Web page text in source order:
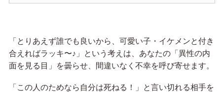
「とりあえず誰でも良いから、可愛い子・イケメンと付き
合えればラッキ〜♪」という考えは、あなたの「異性の内
面を見る目」を曇らせ、間違いなく不幸を呼び寄せます。
「この人のためなら自分は死ねる！」と言い切れる相手を